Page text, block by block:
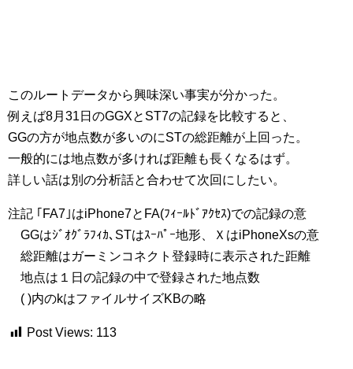
このルートデータから興味深い事実が分かった。
例えば8月31日のGGXとST7の記録を比較すると、
GGの方が地点数が多いのにSTの総距離が上回った。
一般的には地点数が多ければ距離も長くなるはず。
詳しい話は別の分析話と合わせて次回にしたい。
注記 ｢FA7｣はiPhone7とFA(ﾌｨｰﾙﾄﾞｱｸｾｽ)での記録の意
GGはｼﾞｵｸﾞﾗﾌｨｶ､STはｽｰﾊﾟｰ地形、ＸはiPhoneXsの意
総距離はガーミンコネクト登録時に表示された距離
地点は１日の記録の中で登録された地点数
( )内のkはファイルサイズKBの略
Post Views: 113